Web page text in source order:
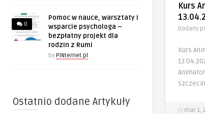
0
Pomoc w nauce, warsztaty i
wsparcie psychologa –
bezpłatny projekt dla
rodzin z Rumi
by PINternet.pl
Ostatnio dodane Artykuły
Kurs
Dodany
Kurs
mar 1,